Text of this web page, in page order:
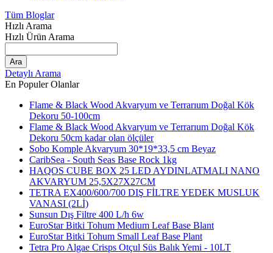
Tüm Bloglar
Hızlı Arama
Hızlı Ürün Arama
Ara
Detaylı Arama
En Populer Olanlar
Flame & Black Wood Akvaryum ve Terrarıum Doğal Kök
Dekoru 50-100cm
Flame & Black Wood Akvaryum ve Terrarıum Doğal Kök
Dekoru 50cm kadar olan ölçüler
Sobo Komple Akvaryum 30*19*33,5 cm Beyaz
CaribSea - South Seas Base Rock 1kg
HAQOS CUBE BOX 25 LED AYDINLATMALI NANO
AKVARYUM 25,5X27X27CM
TETRA EX400/600/700 DIŞ FİLTRE YEDEK MUSLUK
VANASI (2Lİ)
Sunsun Dış Filtre 400 L/h 6w
EuroStar Bitki Tohum Medium Leaf Base Blant
EuroStar Bitki Tohum Small Leaf Base Plant
Tetra Pro Algae Crisps Otçul Süs Balık Yemi - 10LT